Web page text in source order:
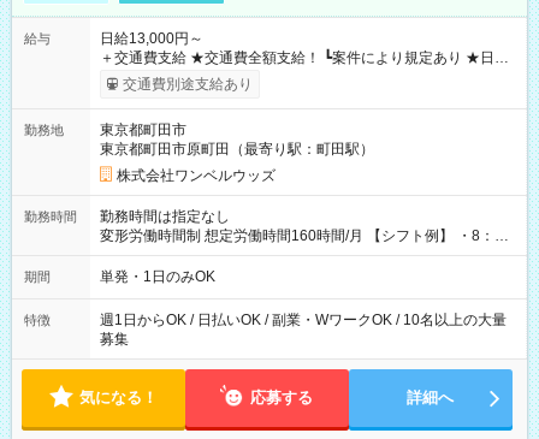
給与
日給13,000円～
＋交通費支給 ★交通費全額支給！ ┗案件により規定あり ★日払
いOK！（規定あり） ┗働いたその日に現金GET♪ お仕事後はコ
ンビニATMから 日払い分を引き落とせます！ 【試用期間】試
交通費別途支給あり
勤務地
東京都町田市
東京都町田市原町田（最寄り駅：町田駅）
株式会社ワンベルウッズ
勤務時間
勤務時間は指定なし
変形労働時間制 想定労働時間160時間/月 【シフト例】 ・8：00
～21：00
期間 単発・1日のみOK
特徴
週1日からOK / 日払いOK / 副業・WワークOK / 10名以上の大量
募集
気になる！ 応募する 詳細へ